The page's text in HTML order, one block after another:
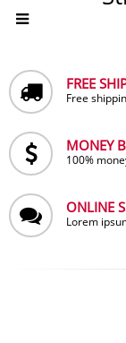
FREE
Free
MONEY
100%
ONLINE
Lorem